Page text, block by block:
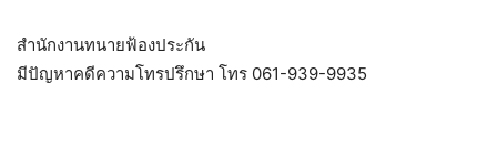
สำนักงานทนายฟ้องประกัน
มีปัญหาคดีความโทรปรึกษา โทร 061-939-9935